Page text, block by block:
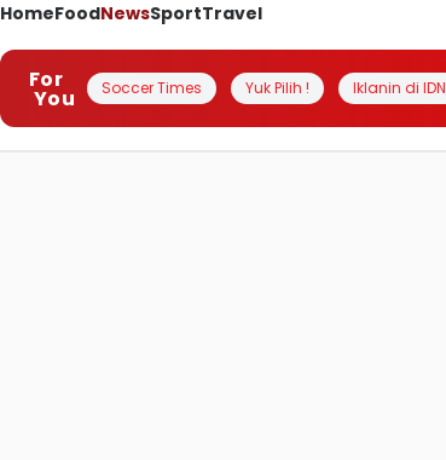
HomeFoodNewsSportTravel
For
You Soccer Times Yuk Pilih ! Iklanin di IDN